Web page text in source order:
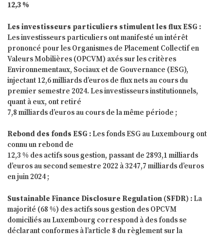
12,3 %
Les investisseurs particuliers stimulent les flux ESG :
Les investisseurs particuliers ont manifesté un intérêt
prononcé pour les Organismes de Placement Collectif en
Valeurs Mobilières (OPCVM) axés sur les critères
Environnementaux, Sociaux et de Gouvernance (ESG),
injectant 12,6 milliards d’euros de flux nets au cours du
premier semestre 2024. Les investisseurs institutionnels,
quant à eux, ont retiré
7,8 milliards d’euros au cours de la même période ;
Rebond des fonds ESG :Les fonds ESG au Luxembourg ont
connu un rebond de
12,3 % des actifs sous gestion, passant de 2893,1 milliards
d’euros au second semestre 2022 à 3247,7 milliards d’euros
en juin 2024 ;
Sustainable Finance Disclosure Regulation (SFDR) :La
majorité (68 %) des actifs sous gestion des OPCVM
domiciliés au Luxembourg correspond à des fonds se
déclarant conformes à l’article 8 du règlement sur la